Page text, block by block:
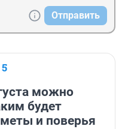
Отправить
можно
будет
и поверья